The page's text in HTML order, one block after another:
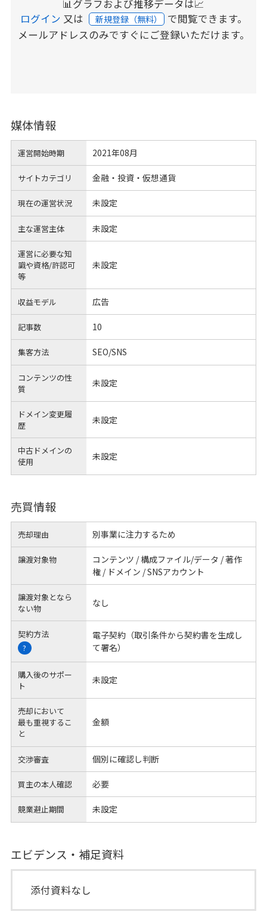
📊グラフおよび推移データは📈
ログイン 又は 新規登録（無料） で閲覧できます。
メールアドレスのみですぐにご登録いただけます。
媒体情報
運営開始時期 2021年08月
サイトカテゴリ 金融・投資・仮想通貨
現在の運営状況 未設定
主な運営主体 未設定
運営に必要な知
識や資格/許認可
等
未設定
収益モデル 広告
記事数 10
集客方法 SEO/SNS
コンテンツの性
質
未設定
ドメイン変更履
歴
未設定
中古ドメインの
使用
未設定
売買情報
売却理由 別事業に注力するため
譲渡対象物
コンテンツ / 構成ファイル/データ / 著作
権 / ドメイン / SNSアカウント
譲渡対象となら
ない物
なし
契約方法
?
電子契約（取引条件から契約書を生成し
て署名）
購入後のサポー
ト
未設定
売却において
最も重視するこ
と
金額
交渉審査 個別に確認し判断
買主の本人確認 必要
競業避止期間 未設定
エビデンス・補足資料
添付資料なし